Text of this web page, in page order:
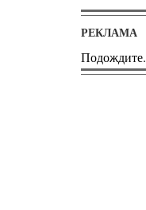
РЕКЛАМА
Подождите.